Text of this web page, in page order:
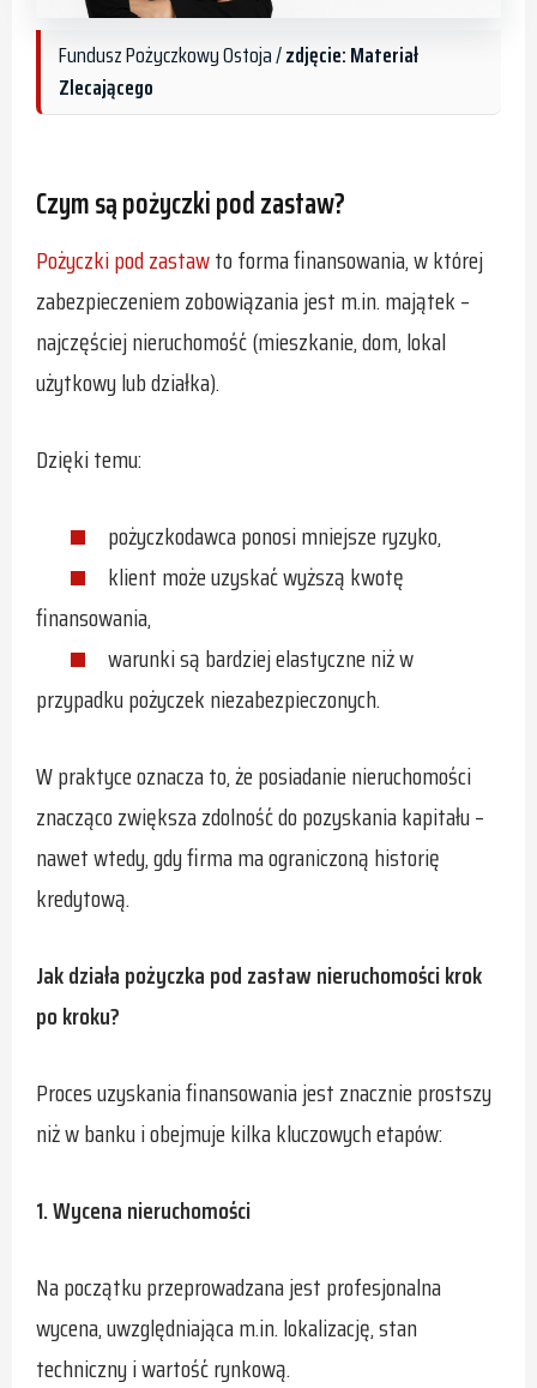
Fundusz Pożyczkowy Ostoja /zdjęcie: Materiał
Zlecającego
Czym są pożyczki pod zastaw?
Pożyczki pod zastawto forma finansowania, w której
zabezpieczeniem zobowiązania jest m.in. majątek –
najczęściej nieruchomość (mieszkanie, dom, lokal
użytkowy lub działka).
Dzięki temu:
pożyczkodawca ponosi mniejsze ryzyko,
klient może uzyskać wyższą kwotę
finansowania,
warunki są bardziej elastyczne niż w
przypadku pożyczek niezabezpieczonych.
W praktyce oznacza to, że posiadanie nieruchomości
znacząco zwiększa zdolność do pozyskania kapitału –
nawet wtedy, gdy firma ma ograniczoną historię
kredytową.
Jak działa pożyczka pod zastaw nieruchomości krok
po kroku?
Proces uzyskania finansowania jest znacznie prostszy
niż w banku i obejmuje kilka kluczowych etapów:
1. Wycena nieruchomości
Na początku przeprowadzana jest profesjonalna
wycena, uwzględniająca m.in. lokalizację, stan
techniczny i wartość rynkową.